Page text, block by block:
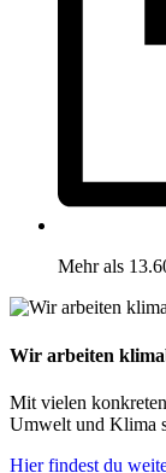
Mehr als
Wir arbeiten
Mit vielen
Umwelt und Klima
Hier findest du